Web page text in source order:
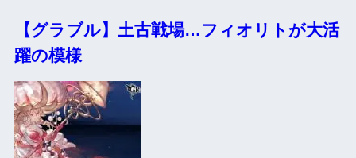
【グラブル】土古戦場…フィオリトが大活
躍の模様